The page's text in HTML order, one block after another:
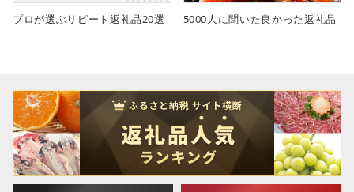
プロが選ぶリピート返礼品20選 5000人に聞いた良かった返礼品